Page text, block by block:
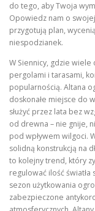
do tego, aby Twoja
Opowiedz nam o
przygotują plan,
niespodzianek.
W Siennicy, gdzie
pergolami i tarasami,
popularnością. Altana
doskonałe miejsce do
służyć przez lata bez
od drewna – nie gnije,
pod wpływem wilgoci.
solidną konstrukcją na
to kolejny trend, który
regulować ilość światła
sezon użytkowania
zabezpieczone